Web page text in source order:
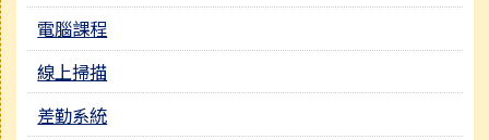
電腦課程
線上掃描
差勤系統